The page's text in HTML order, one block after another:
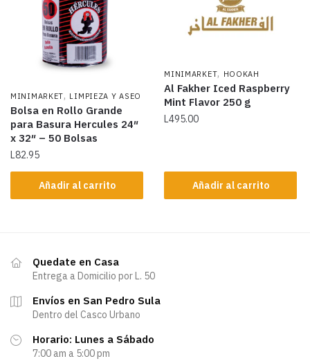
MINIMARKET, LIMPIEZA Y ASEO
Bolsa en Rollo Grande
para Basura Hercules 24″
x 32″ – 50 Bolsas
L82.95
Añadir al carrito
MINIMARKET, HOOKAH
Al Fakher Iced Raspberry
Mint Flavor 250 g
L495.00
Añadir al carrito
Quedate en Casa
Entrega a Domicilio por L. 50
Envíos en San Pedro Sula
Dentro del Casco Urbano
Horario: Lunes a Sábado
7:00 am a 5:00 pm